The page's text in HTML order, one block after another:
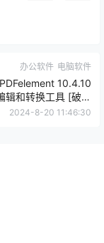
办公软件 电脑软件
10.4.10
辑和转换工具 [破解
版]
2024-8-20 11:46:30